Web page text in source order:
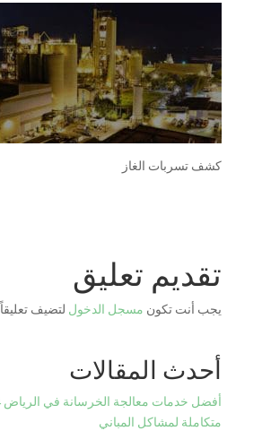
كشف تسربات الغاز
تقديم تعليق
يجب أنت تكون مسجل الدخول لتضيف تعليقاً.
أحدث المقالات
متكاملة لمشاكل المباني